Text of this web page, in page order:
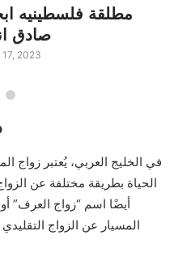
مطلقة فلسطينيه
صادق
2023
في الخليج العربي، يُعتبر زواج
الحياة بطريقة مختلفة عن
أيضًا اسم “زواج العرف” أو
المسيار عن الزواج